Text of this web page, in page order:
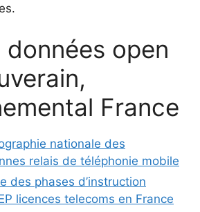
open
France
nationale des
relais de téléphonie mobile
des phases d’instruction
licences telecoms en France